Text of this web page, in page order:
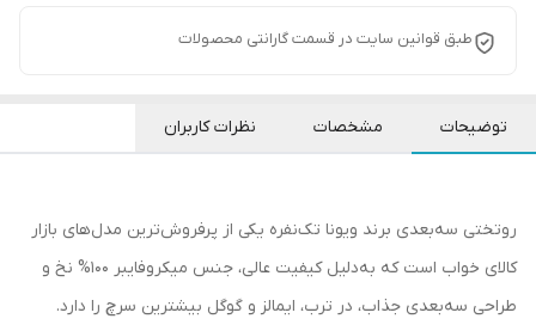
طبق قوانین سایت در قسمت گارانتی محصولات
توضیحات مشخصات نظرات کاربران
روتختی سه‌بعدی برند ویونا تک‌نفره یکی از پرفروش‌ترین مدل‌های بازار
کالای خواب است که به‌دلیل کیفیت عالی، جنس میکروفایبر 100% نخ و
طراحی سه‌بعدی جذاب، در ترب، ایمالز و گوگل بیشترین سرچ را دارد.